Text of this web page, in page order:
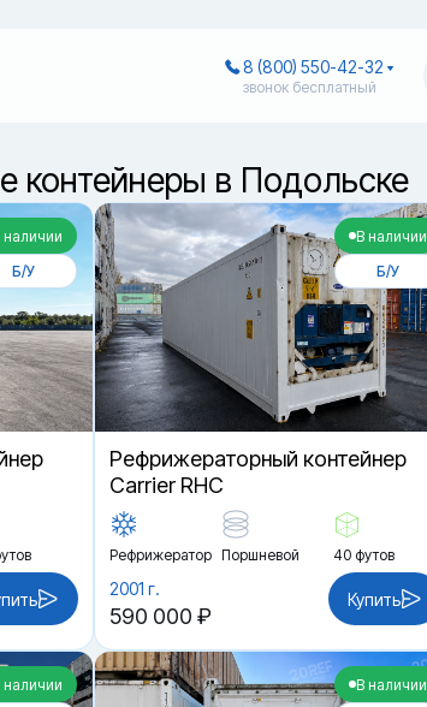
8 (800) 550-42-32
звонок бесплатный
контейнеры в Подольске
наличии
Б/У
В наличии
Б/У
Рефрижераторный контейнер
Carrier RHC
Рефрижератор Поршневой 40 футов
2001 г.
590 000 ₽
Купить
наличии
В наличии